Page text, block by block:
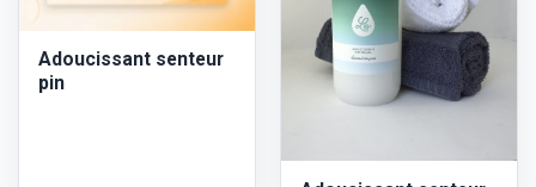
Adoucissant senteur
pin